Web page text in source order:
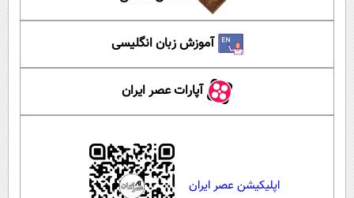
آموزش زبان انگلیسی
آپارات عصر ایران
اپلیکیشن عصر ایران